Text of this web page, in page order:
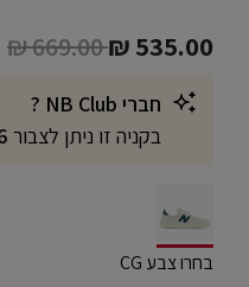
Price reduced from
₪ 669.00to
₪ 535.00
חברי NB Club ?
בקניה זו ניתן לצבור
selected
בחרו צבע CG